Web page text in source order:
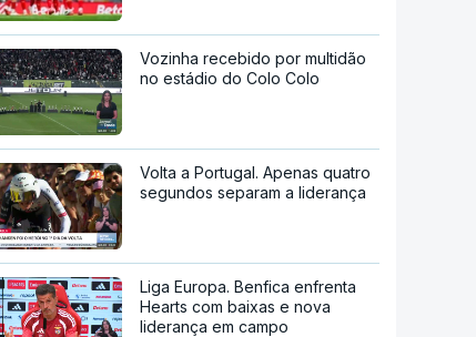
Vozinha recebido por multidão
no estádio do Colo Colo
Volta a Portugal. Apenas quatro
segundos separam a liderança
Liga Europa. Benfica enfrenta
Hearts com baixas e nova
liderança em campo